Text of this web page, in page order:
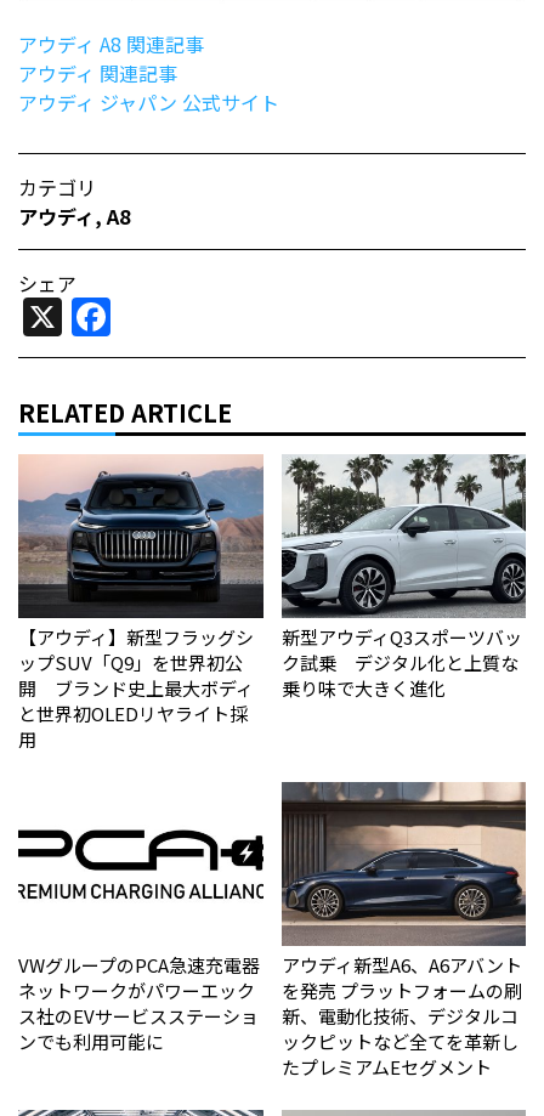
アウディ A8 関連記事
アウディ 関連記事
アウディ ジャパン 公式サイト
カテゴリ
アウディ,A8
シェア
X
RELATED ARTICLE
【アウディ】新型フラッグシ
ップSUV「Q9」を世界初公
開 ブランド史上最大ボディ
と世界初OLEDリヤライト採
用
新型アウディQ3スポーツバッ
ク試乗 デジタル化と上質な
乗り味で大きく進化
VWグループのPCA急速充電器
ネットワークがパワーエック
ス社のEVサービスステーショ
ンでも利用可能に
アウディ新型A6、A6アバント
を発売 プラットフォームの刷
新、電動化技術、デジタルコ
ックピットなど全てを革新し
たプレミアムEセグメント